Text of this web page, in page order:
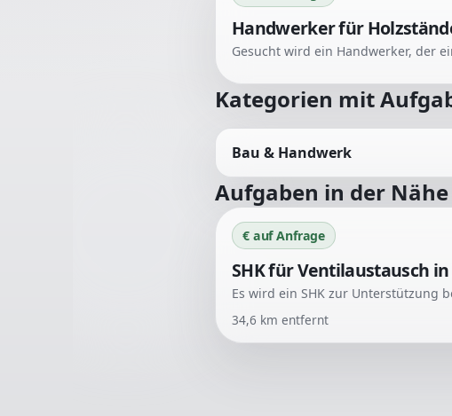
Handwerker für
Kategorien mit
Bau & Handwerk
Aufgaben in der Nähe
€ auf Anfrage
SHK für Ventilaustausch
34,6 km entfernt